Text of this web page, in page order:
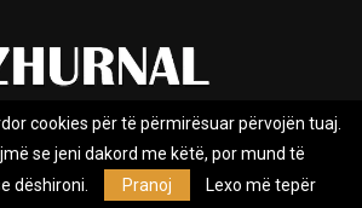
Impresumi Marketing
Kontakt
Privacy Policy
cookies për të përmirësuar përvojën tuaj.
se jeni dakord me këtë, por mund të
dëshironi.
Pranoj Lexo më tepër